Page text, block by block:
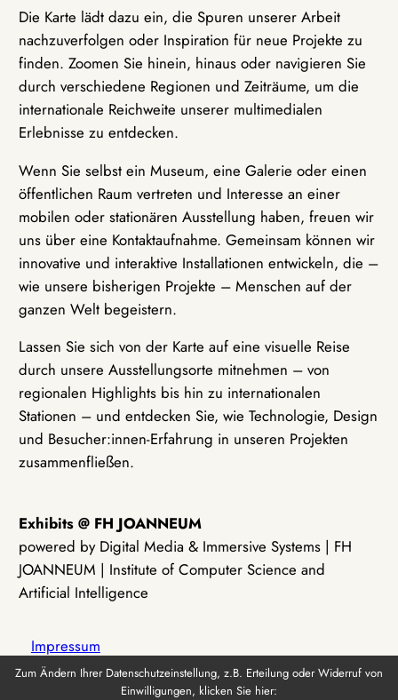
Die Karte lädt dazu ein, die Spuren unserer Arbeit
nachzuverfolgen oder Inspiration für neue Projekte zu
finden. Zoomen Sie hinein, hinaus oder navigieren Sie
durch verschiedene Regionen und Zeiträume, um die
internationale Reichweite unserer multimedialen
Erlebnisse zu entdecken.
Wenn Sie selbst ein Museum, eine Galerie oder einen
öffentlichen Raum vertreten und Interesse an einer
mobilen oder stationären Ausstellung haben, freuen wir
uns über eine Kontaktaufnahme. Gemeinsam können wir
innovative und interaktive Installationen entwickeln, die –
wie unsere bisherigen Projekte – Menschen auf der
ganzen Welt begeistern.
Lassen Sie sich von der Karte auf eine visuelle Reise
durch unsere Ausstellungsorte mitnehmen – von
regionalen Highlights bis hin zu internationalen
Stationen – und entdecken Sie, wie Technologie, Design
und Besucher:innen-Erfahrung in unseren Projekten
zusammenfließen.
Exhibits @ FH JOANNEUM
powered by Digital Media & Immersive Systems | FH
JOANNEUM | Institute of Computer Science and
Artificial Intelligence
Impressum
Zum Ändern Ihrer Datenschutzeinstellung, z.B. Erteilung oder Widerruf von
Einwilligungen, klicken Sie hier: